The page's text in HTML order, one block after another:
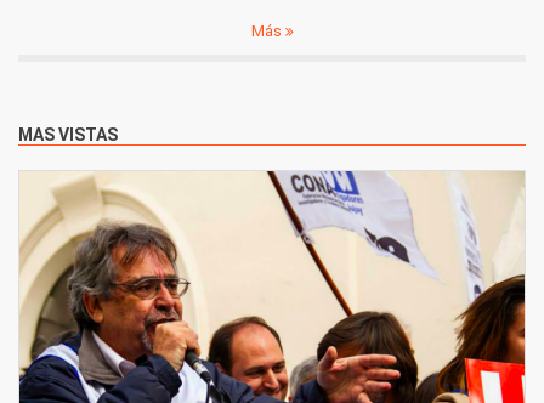
Más
MAS VISTAS